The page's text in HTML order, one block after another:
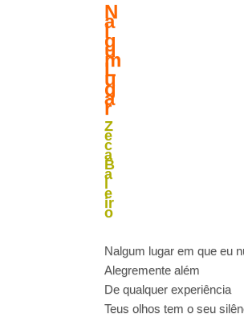
N
a
lg
u
m
L
u
g
a
r
Z
e
c
a
B
a
l
e
ir
o
Nalgum lugar em que eu
Alegremente além
De qualquer experiência
Teus olhos tem o seu